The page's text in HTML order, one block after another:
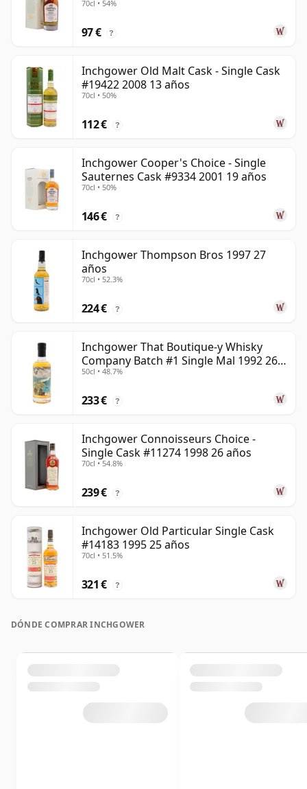
70cl • 54%
97 € ?
Inchgower Old Malt Cask - Single Cask
#19422 2008 13 años
70cl • 50%
112 € ?
Inchgower Cooper's Choice - Single
Sauternes Cask #9334 2001 19 años
70cl • 50%
146 € ?
Inchgower Thompson Bros 1997 27
años
70cl • 52.3%
224 € ?
Inchgower That Boutique-y Whisky
Company Batch #1 Single Mal 1992 26
años
50cl • 48.7%
233 € ?
Inchgower Connoisseurs Choice -
Single Cask #11274 1998 26 años
70cl • 54.8%
239 € ?
Inchgower Old Particular Single Cask
#14183 1995 25 años
70cl • 51.5%
321 € ?
DÓNDE COMPRAR INCHGOWER